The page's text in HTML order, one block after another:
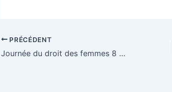
PRÉCÉDENT
Journée du droit des femmes 8 mars 2025